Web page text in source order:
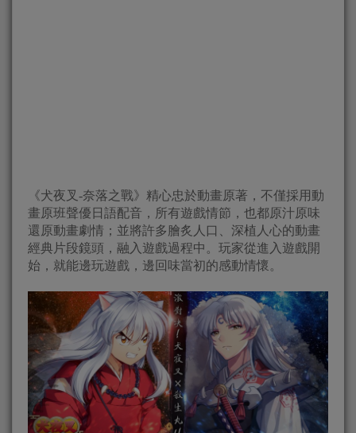
《犬夜叉-奈落之戰》精心忠於動畫原著，不僅採用動
畫原班聲優日語配音，所有遊戲情節，也都原汁原味
還原動畫劇情；並將許多膾炙人口、深植人心的動畫
經典片段鏡頭，融入遊戲過程中。玩家從進入遊戲開
始，就能邊玩遊戲，邊回味當初的感動情懷。